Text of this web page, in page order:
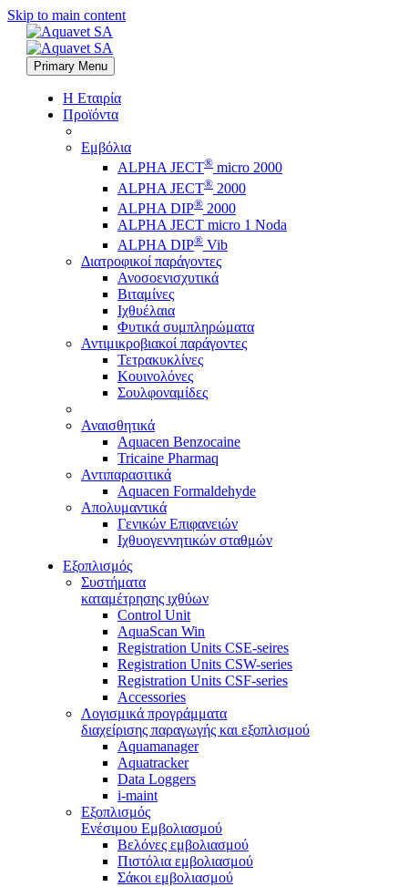
Skip to main content
Primary Menu
Η Εταιρία
Προϊόντα
Εμβόλια
ALPHA JECT® micro 2000
ALPHA JECT® 2000
ALPHA DIP® 2000
ALPHA JECT micro 1 Νoda
ALPHA DIP® Vib
Διατροφικοί παράγοντες
Ανοσοενισχυτικά
Βιταμίνες
Ιχθυέλαια
Φυτικά συμπληρώματα
Αντιμικροβιακοί παράγοντες
Τετρακυκλίνες
Κουινολόνες
Σουλφοναμίδες
Αναισθητικά
Aquacen Benzocaine
Tricaine Pharmaq
Αντιπαρασιτικά
Aquacen Formaldehyde
Απολυμαντικά
Γενικών Επιφανειών
Ιχθυογεννητικών σταθμών
Εξοπλισμός
Συστήματα
καταμέτρησης ιχθύων
Control Unit
AquaScan Win
Registration Units CSE-seires
Registration Units CSW-series
Registration Units CSF-series
Accessories
Λογισμικά προγράμματα
διαχείρισης παραγωγής και εξοπλισμού
Aquamanager
Aquatracker
Data Loggers
i-maint
Εξοπλισμός
Ενέσιμου Εμβολιασμού
Βελόνες εμβολιασμού
Πιστόλια εμβολιασμού
Σάκοι εμβολιασμού